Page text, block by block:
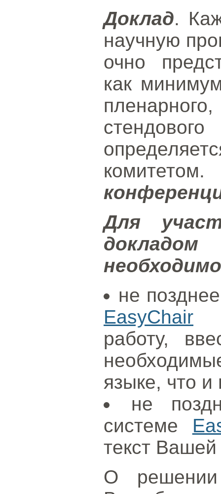
Доклад.
научную
очно
как
Для
необходимо
не
EasyChair
работу,
языке, что
не
системе
текст
О решении